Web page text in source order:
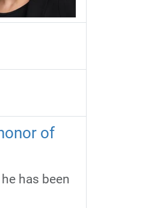
of
has been